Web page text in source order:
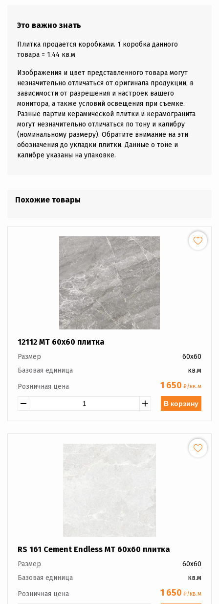
Это важно знать
Плитка продается коробками. 1 коробка данного
товара = 1.44 кв.м
Изображения и цвет представленного товара могут
незначительно отличаться от оригинала продукции, в
зависимости от разрешения и настроек вашего
монитора, а также условий освещения при съемке.
Разные партии керамической плитки и керамогранита
могут незначительно отличаться по тону и калибру
(номинальному размеру). Обратите внимание на эти
обозначения до укладки плитки. Данные о тоне и
калибре указаны на упаковке.
Похожие товары
12112 MT 60x60 плитка
Размер
60x60
Базовая единица
кв.м
Розничная цена
1 650 ₽/кв.м
В корзину
RS 161 Cement Endless MT 60x60 плитка
Размер
60x60
Базовая единица
кв.м
Розничная цена
1 650 ₽/кв.м